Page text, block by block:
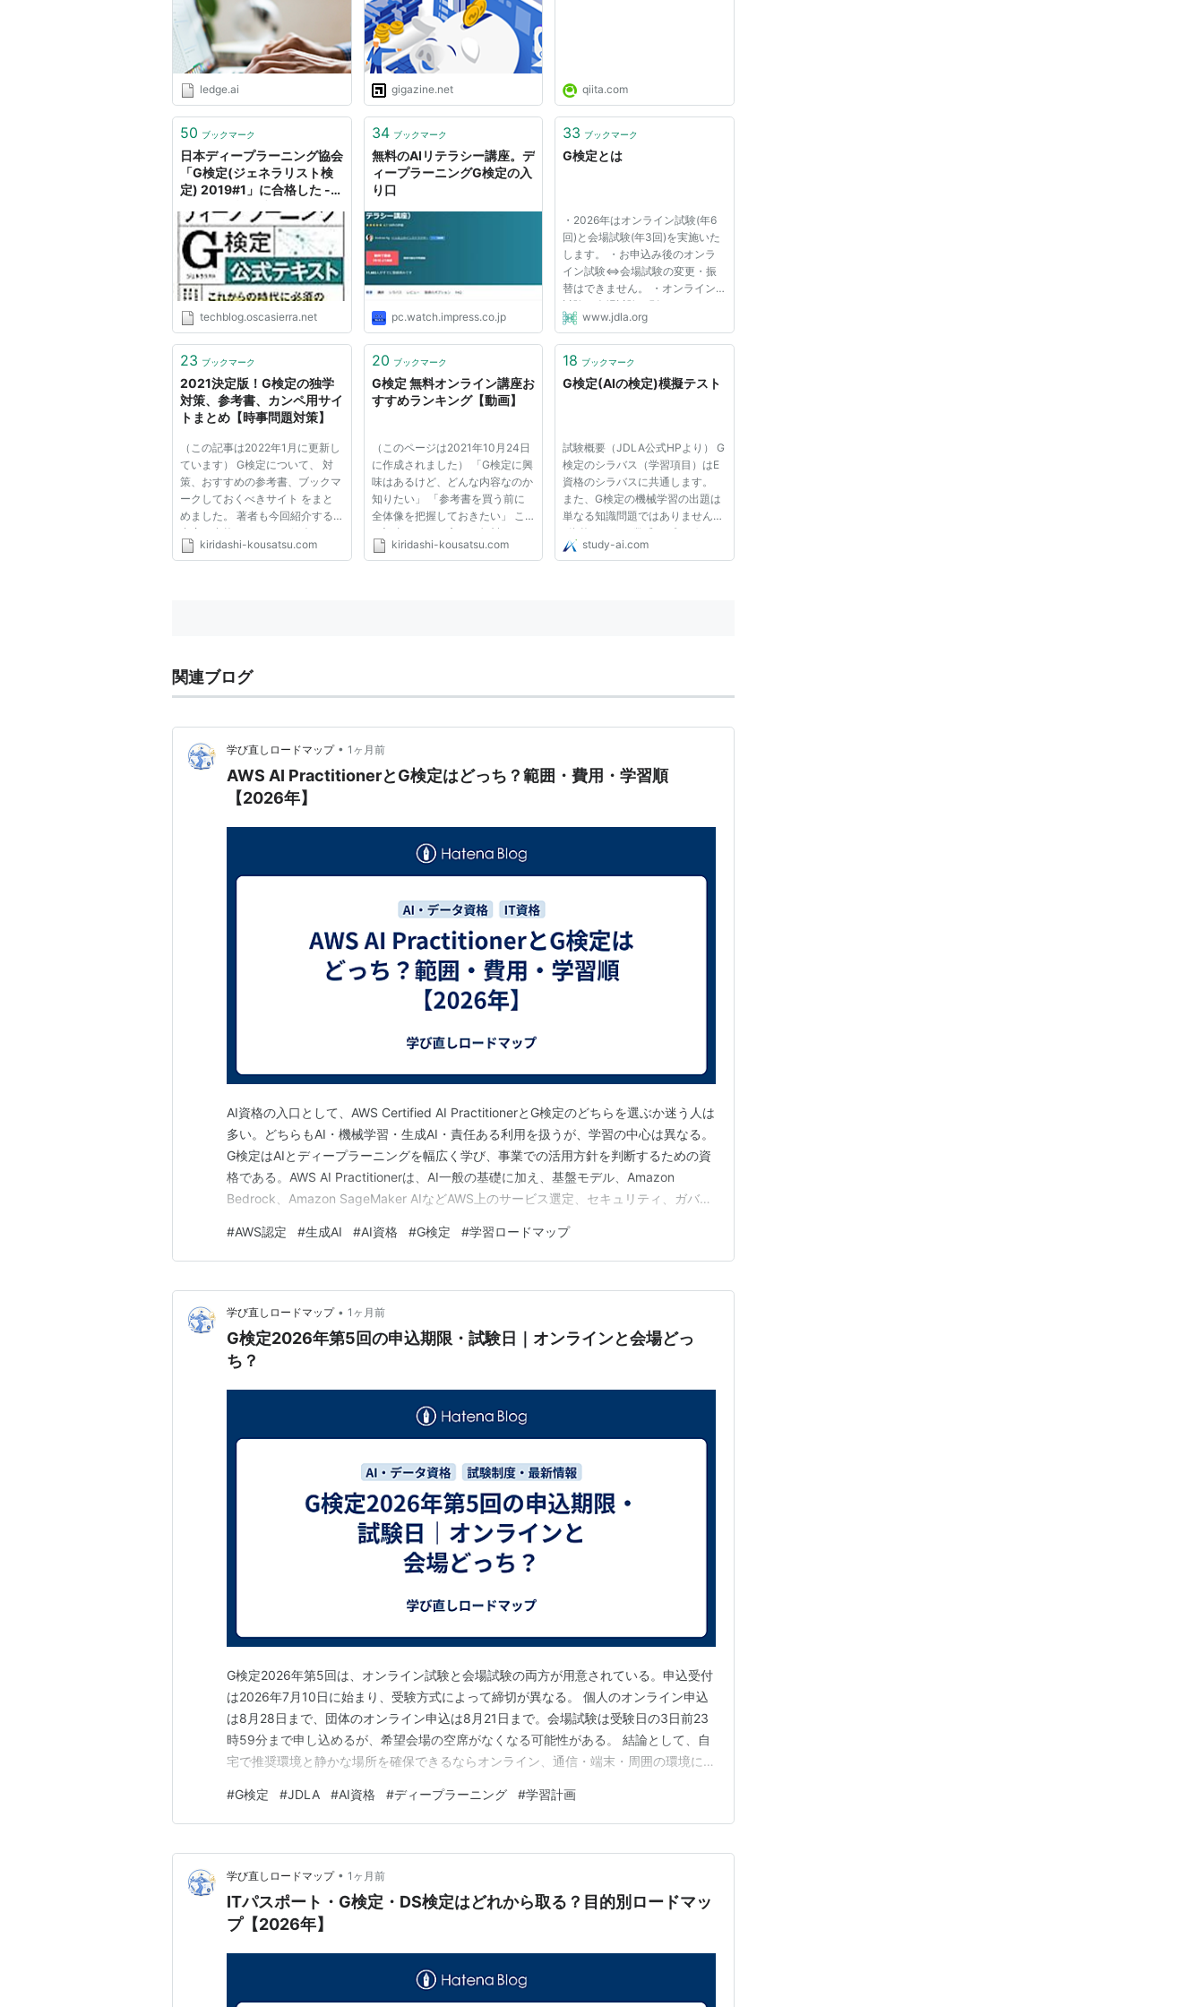
ledge.ai
べるUdemyキャンペーン
gigazine.net qiita.com
50 ブックマーク
日本ディープラーニング協会
「G検定(ジェネラリスト検
定) 2019#1」に合格した -
techblog.oscasierra.net
34 ブックマーク
無料のAIリテラシー講座。デ
ィープラーニングG検定の入
り口
pc.watch.impress.co.jp
33 ブックマーク
G検定とは
・2026年はオンライン試験(年6
回)と会場試験(年3回)を実施いた
します。 ・お申込み後のオンラ
イン試験⇔会場試験の変更・振
替はできません。 ・オンライン
試験と会場試験は別のシステムで
実施されます。そのため、各試験
・【会場試験のみ】会場試験は
「Generative AI Test」と同じシ
ステム...
www.jdla.org
23 ブックマーク
2021決定版！G検定の独学
対策、参考書、カンペ用サイ
トまとめ【時事問題対策】
（この記事は2022年1月に更新し
ています） G検定について、 対
策、おすすめの参考書、ブックマ
ークしておくべきサイト をまと
めました。 著者も今回紹介する
内容で合格しました。 紹介する
対策・参考書・サイトがあれば、
kiridashi-kousatsu.com
20 ブックマーク
G検定 無料オンライン講座お
すすめランキング【動画】
（このページは2021年10月24日
に作成されました） 「G検定に興
味はあるけど、どんな内容なのか
知りたい」 「参考書を買う前に
全体像を把握しておきたい」 こ
の記事はそんな方に、無料のオン
ライン講座をランキングにしてま
kiridashi-kousatsu.com
18 ブックマーク
G検定(AIの検定)模擬テスト
試験概要（JDLA公式HPより） G
検定のシラバス（学習項目）はE
資格のシラバスに共通します。
また、G検定の機械学習の出題は
単なる知識問題ではありません。
E資格のように数式やプログラミ
ングまでは出てこないものの、機
study-ai.com
関連ブログ
学び直しロードマップ • 1ヶ月前
AWS AI PractitionerとG検定はどっち？範囲・費用・学習順
【2026年】
AI資格の入口として、AWS Certified AI PractitionerとG検定のどちらを選ぶか迷う人は
多い。どちらもAI・機械学習・生成AI・責任ある利用を扱うが、学習の中心は異なる。
G検定はAIとディープラーニングを幅広く学び、事業での活用方針を判断するための資
格である。AWS AI Practitionerは、AI一般の基礎に加え、基盤モデル、Amazon
Bedrock、Amazon SageMaker AIなどAWS上のサービス選定、セキュリティ、ガバナ
定、AWS環境でAIサービスの提案・判断…
#AWS認定 #生成AI #AI資格 #G検定 #学習ロードマップ
学び直しロードマップ • 1ヶ月前
G検定2026年第5回の申込期限・試験日｜オンラインと会場どっ
ち？
G検定2026年第5回は、オンライン試験と会場試験の両方が用意されている。申込受付
は2026年7月10日に始まり、受験方式によって締切が異なる。 個人のオンライン申込
は8月28日まで、団体のオンライン申込は8月21日まで。会場試験は受験日の3日前23
時59分まで申し込めるが、希望会場の空席がなくなる可能性がある。 結論として、自
宅で推奨環境と静かな場所を確保できるならオンライン、通信・端末・周囲の環境に不
境と割引制度、空席、移動時間で決めたい。 この記事の要点 オンライン試験は2026年
9月5日13時、会場試験は9月…
#G検定 #JDLA #AI資格 #ディープラーニング #学習計画
学び直しロードマップ • 1ヶ月前
ITパスポート・G検定・DS検定はどれから取る？目的別ロードマッ
プ【2026年】